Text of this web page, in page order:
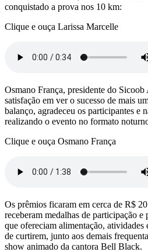
conquistado a prova nos 10 km:
Clique e ouça Larissa Marcelle
Osmano França, presidente do Sicoob
satisfação em ver o sucesso de mais
balanço, agradeceu os participantes e
realizando o evento no formato
Clique e ouça Osmano França
Os prêmios ficaram em cerca de R$
receberam medalhas de participação e
que ofereciam alimentação, atividades
de curtirem, junto aos demais
show animado da cantora Bell Black.